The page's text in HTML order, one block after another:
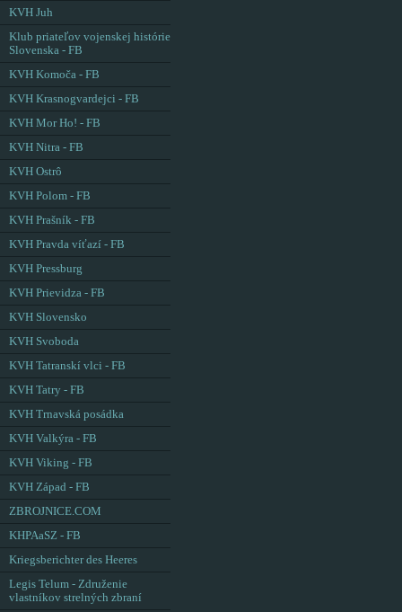
KVH Juh
Klub priateľov vojenskej histórie
Slovenska - FB
KVH Komoča - FB
KVH Krasnogvardejci - FB
KVH Mor Ho! - FB
KVH Nitra - FB
KVH Ostrô
KVH Polom - FB
KVH Prašník - FB
KVH Pravda víťazí - FB
KVH Pressburg
KVH Prievidza - FB
KVH Slovensko
KVH Svoboda
KVH Tatranskí vlci - FB
KVH Tatry - FB
KVH Trnavská posádka
KVH Valkýra - FB
KVH Viking - FB
KVH Západ - FB
ZBROJNICE.COM
KHPAaSZ - FB
Kriegsberichter des Heeres
Legis Telum - Združenie
vlastníkov strelných zbraní